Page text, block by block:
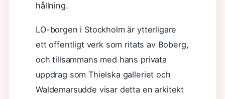
hållning.
LO-borgen i Stockholm är ytterligare
ett offentligt verk som ritats av Boberg,
och tillsammans med hans privata
uppdrag som Thielska galleriet och
Waldemarsudde visar detta en arkitekt